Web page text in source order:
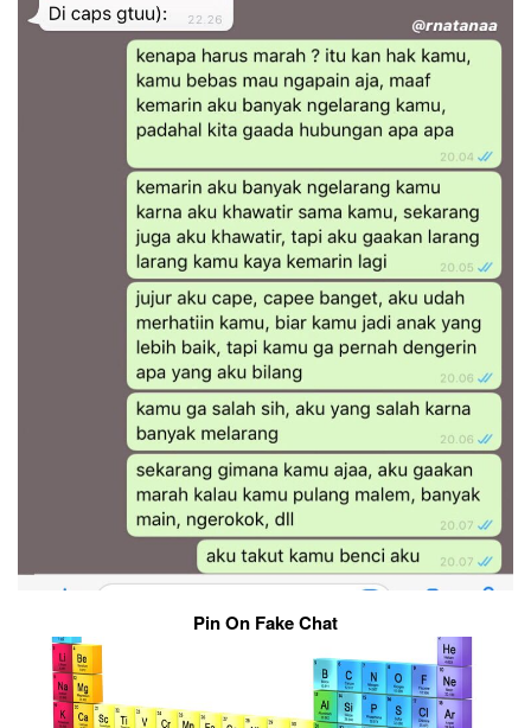
Pin On Fake Chat